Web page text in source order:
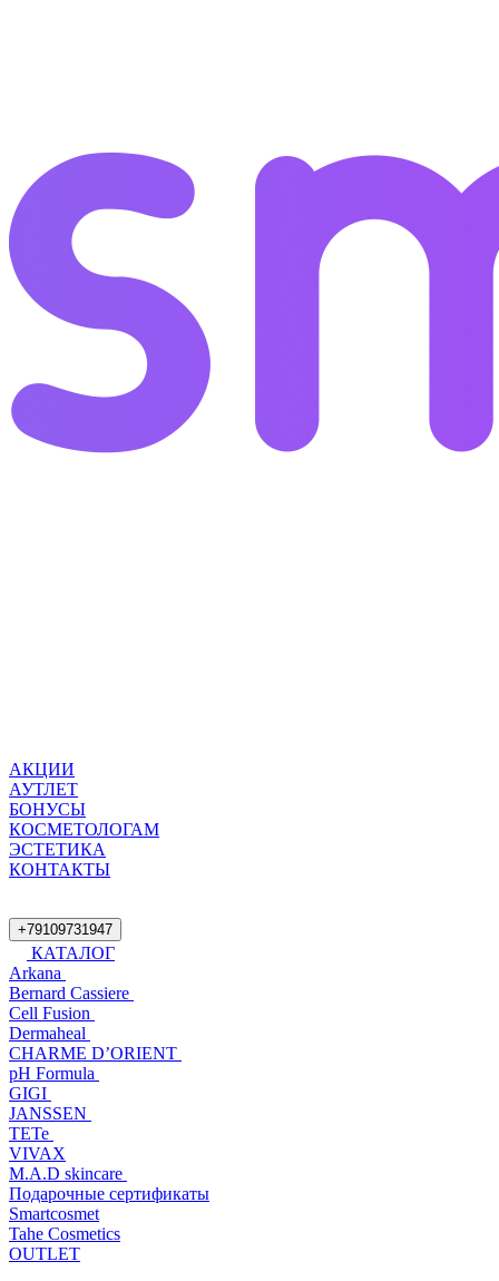
АКЦИИ
АУТЛЕТ
БОНУСЫ
КОСМЕТОЛОГАМ
ЭСТЕТИКА
КОНТАКТЫ
+79109731947
КАТАЛОГ
Arkana
Bernard Cassiere
Cell Fusion
Dermaheal
CHARME D’ORIENT
pH Formula
GIGI
JANSSEN
TETe
VIVAX
M.A.D skincare
Подарочные сертификаты
Smartcosmet
Tahe Cosmetics
OUTLET